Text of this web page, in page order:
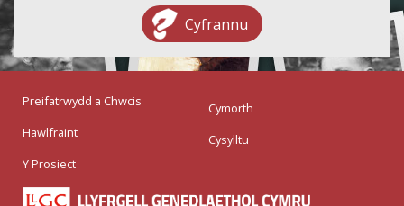
Cyfrannu
Preifatrwydd a Chwcis
Hawlfraint
Y Prosiect
Cymorth
Cysylltu